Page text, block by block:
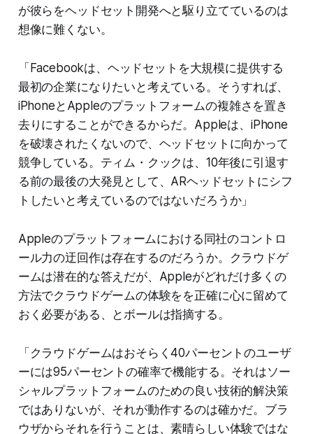
が彼らをヘッドセット開発へと駆り立てているのは
想像に難くない。
「Facebookは、ヘッドセットを大規模に提供する
最初の企業になりたいと考えている。そうすれば、
iPhoneとAppleのプラットフォームの複雑さを置き
去りにすることができるからだ。Appleは、iPhone
を破壊されたくないので、ヘッドセットに向かって
競争している。ティム・クックは、10年後に引退す
る前の最後の大発見として、ARヘッドセットにシフ
トしたいと考えているのではないだろうか」
Appleのプラットフォームにおける同社のコントロ
ール力の迂回作は存在するのだろうか。クラウドゲ
ームは潜在的な答えだが、Appleがどれだけ多くの
方法でクラウドゲームの体験をを正確に心に留めて
おく必要がある、とボールは指摘する。
「クラウドゲームはおそらく40パーセントのユーザ
ーには95パーセントの確率で機能する。それはソー
シャルプラットフォームのための良い技術的解決策
ではありないが、それが動作するのは確かだ。ブラ
ウザからそれを行うことは、素晴らしい体験ではな